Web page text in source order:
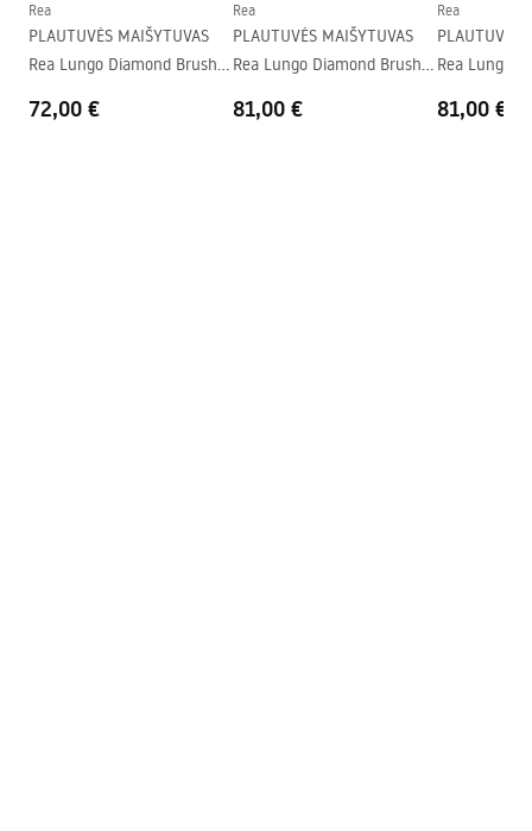
Garantijos sąlygos
Rea
PLAUTUVĖS MAIŠYTUVAS
Rea Lungo Diamond Brush
72,00 €
Rea
PLAUTUVĖS MAIŠYTUVAS
Rea Lungo Diamond Brush
81,00 €
Rea
PLAUTUVĖS
Rea Lungo
81,00 €